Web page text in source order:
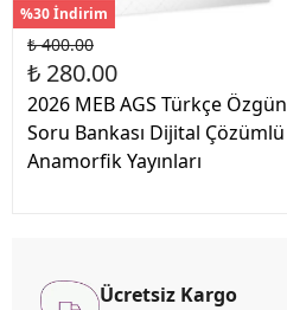
%30 İndirim
₺ 400.00
₺ 280.00
2026 MEB AGS Türkçe Özgün
Soru Bankası Dijital Çözümlü
Anamorfik Yayınları
Ücretsiz Kargo